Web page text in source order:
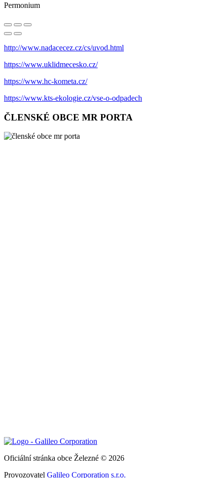
Permonium
http://www.nadacecez.cz/cs/uvod.html
https://www.uklidmecesko.cz/
https://www.hc-kometa.cz/
https://www.kts-ekologie.cz/vse-o-odpadech
ČLENSKÉ OBCE MR PORTA
Oficiální stránka obce Železné © 2026
Provozovatel Galileo Corporation s.r.o.